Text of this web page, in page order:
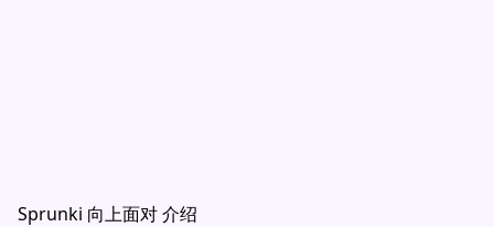
Sprunki 向上面对 介绍